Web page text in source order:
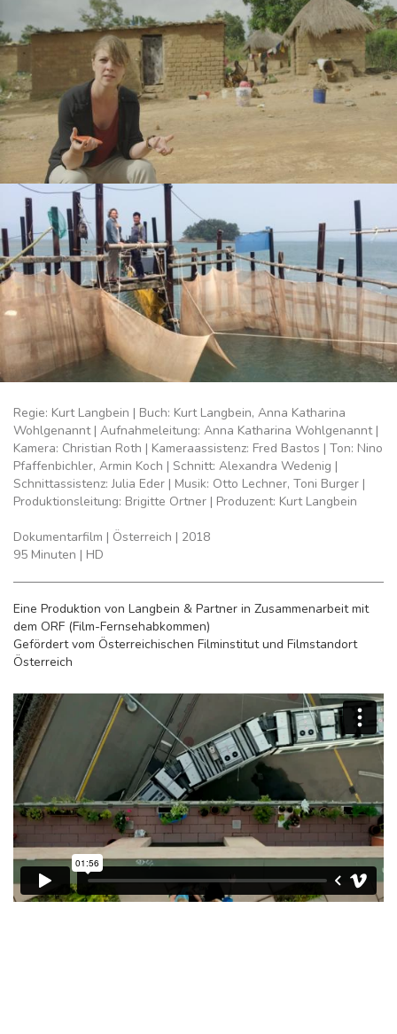
Regie: Kurt Langbein | Buch: Kurt Langbein, Anna Katharina
Wohlgenannt | Aufnahmeleitung: Anna Katharina Wohlgenannt |
Kamera: Christian Roth | Kameraassistenz: Fred Bastos | Ton: Nino
Pfaffenbichler, Armin Koch | Schnitt: Alexandra Wedenig |
Schnittassistenz: Julia Eder | Musik: Otto Lechner, Toni Burger |
Produktionsleitung: Brigitte Ortner | Produzent: Kurt Langbein
Dokumentarfilm | Österreich | 2018
95 Minuten | HD
Eine Produktion von Langbein & Partner in Zusammenarbeit mit
dem ORF (Film-Fernsehabkommen)
Gefördert vom Österreichischen Filminstitut und Filmstandort
Österreich